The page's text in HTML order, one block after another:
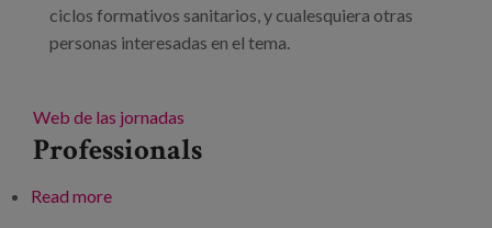
ciclos formativos sanitarios, y cualesquiera otras
personas interesadas en el tema.
Web de las jornadas
Professionals
Read moreabout VII Jornadas: “Todos contra el abuso y